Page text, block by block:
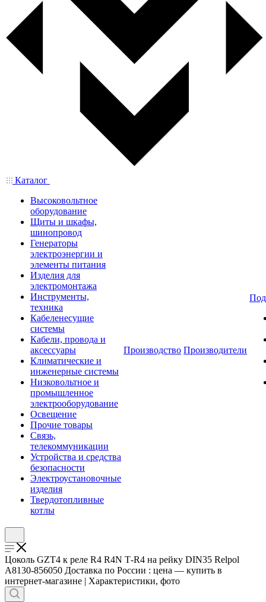
Каталог
Высоковольтное
оборудование
Щиты и шкафы,
шинопровод
Генераторы
электроэнергии и
элементы питания
Изделия для
электромонтажа
Инструменты,
техника
Кабеленесущие
системы
Кабели, провода и
аксессуары
Климатические и
инженерные системы
Низковольтное и
промышленное
электрооборудование
Освещение
Прочие товары
Связь,
телекоммуникации
Устройства и средства
безопасности
Электроустановочные
изделия
Твердотопливные
котлы
Производство Производители
Цоколь GZT4 к реле R4 R4N Т-R4 на рейку DIN35 Relpol
A8130-856050 Доставка по России : цена — купить в
интернет-магазине | Характеристики, фото